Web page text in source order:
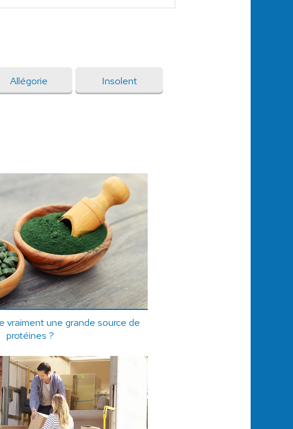
Allégorie Insolent
vraiment une grande source de
protéines ?